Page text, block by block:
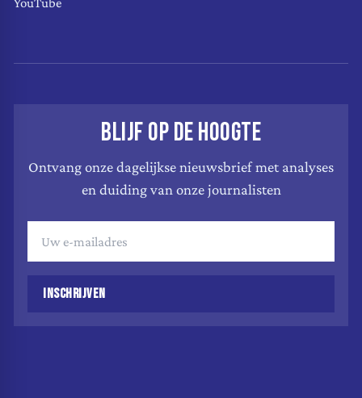
BLIJF OP DE HOOGTE
Ontvang onze dagelijkse nieuwsbrief met analyses
en duiding van onze journalisten
INSCHRIJVEN